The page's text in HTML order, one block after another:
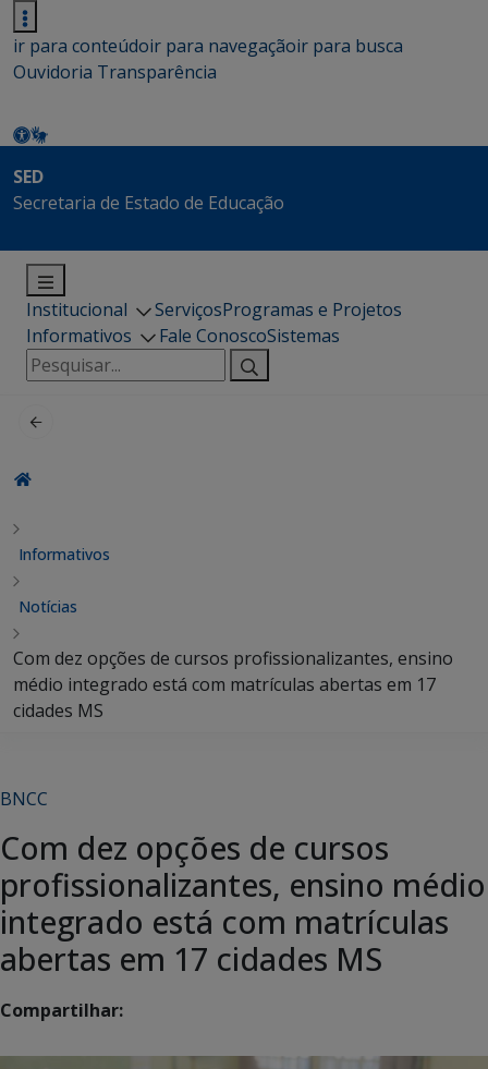
ir para conteúdoir para navegaçãoir para busca
Ouvidoria Transparência
SED
Secretaria de Estado de Educação
Institucional ServiçosProgramas e Projetos
Informativos
Fale ConoscoSistemas
Pesquisar
por:
Informativos
Notícias
Com dez opções de cursos profissionalizantes, ensino
médio integrado está com matrículas abertas em 17
cidades MS
BNCC
Com dez opções de cursos
profissionalizantes, ensino médio
integrado está com matrículas
abertas em 17 cidades MS
Compartilhar: